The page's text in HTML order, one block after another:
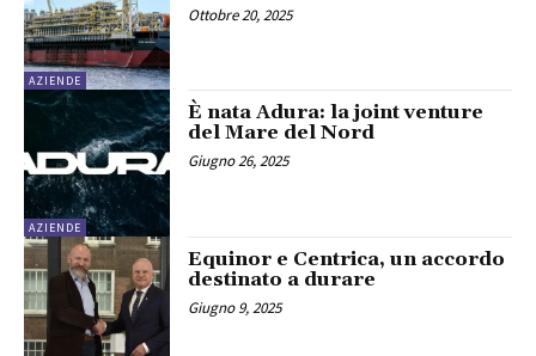
AZIENDE
Ottobre 20, 2025
AZIENDE
È nata Adura: la joint venture
del Mare del Nord
Giugno 26, 2025
Equinor e Centrica, un accordo
destinato a durare
Giugno 9, 2025